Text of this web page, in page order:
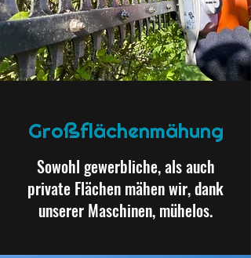
Großflächenmähung
Sowohl gewerbliche, als auch
private Flächen mähen wir, dank
unserer Maschinen, mühelos.